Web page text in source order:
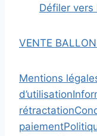
Défiler vers
VENTE
Mentions
d’utilisation
rétractation
paiement